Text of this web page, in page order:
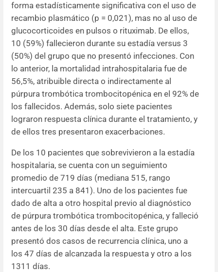
forma estadísticamente significativa con el uso de
recambio plasmático (p = 0,021), mas no al uso de
glucocorticoides en pulsos o rituximab. De ellos,
10 (59%) fallecieron durante su estadía versus 3
(50%) del grupo que no presentó infecciones. Con
lo anterior, la mortalidad intrahospitalaria fue de
56,5%, atribuible directa o indirectamente al
púrpura trombótica trombocitopénica en el 92% de
los fallecidos. Además, solo siete pacientes
lograron respuesta clínica durante el tratamiento, y
de ellos tres presentaron exacerbaciones.
De los 10 pacientes que sobrevivieron a la estadía
hospitalaria, se cuenta con un seguimiento
promedio de 719 días (mediana 515, rango
intercuartil 235 a 841). Uno de los pacientes fue
dado de alta a otro hospital previo al diagnóstico
de púrpura trombótica trombocitopénica, y falleció
antes de los 30 días desde el alta. Este grupo
presentó dos casos de recurrencia clínica, uno a
los 47 días de alcanzada la respuesta y otro a los
1311 días.